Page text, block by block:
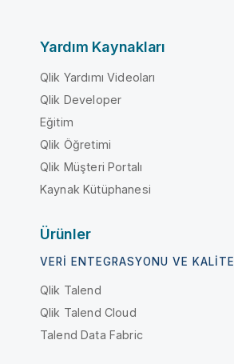
Yardım Kaynakları
Qlik Yardımı Videoları
Qlik Developer
Eğitim
Qlik Öğretimi
Qlik Müşteri Portalı
Kaynak Kütüphanesi
Ürünler
VERI ENTEGRASYONU VE KALITE
Qlik Talend
Qlik Talend Cloud
Talend Data Fabric